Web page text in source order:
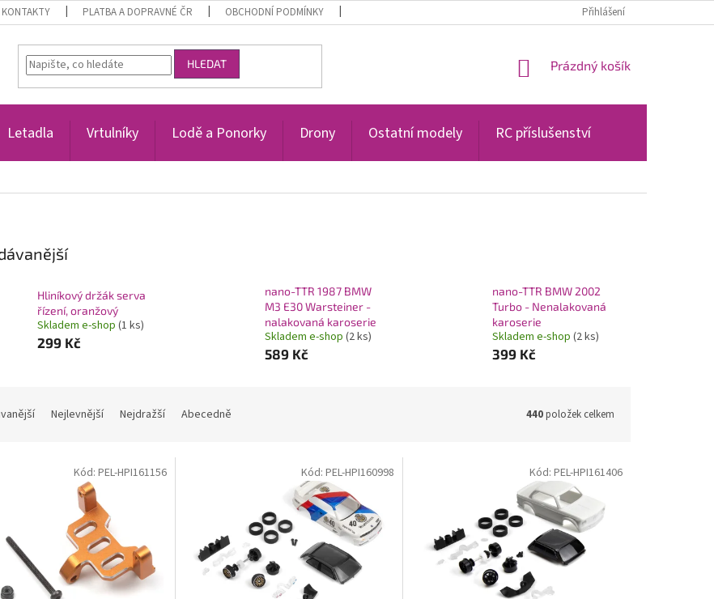
KONTAKTY PLATBA A DOPRAVNÉ ČR OBCHODNÍ PODMÍNKY Přihlášení
HLEDAT
NÁKUPNÍ
Prázdný košík
Letadla Vrtulníky Lodě a Ponorky Drony Ostatní modely RC příslušenství
Hliníkový držák serva
řízení, oranžový
Skladem e-shop (1 ks)
299 Kč
nano-TTR 1987 BMW
M3 E30 Warsteiner -
nalakovaná karoserie
Skladem e-shop (2 ks)
589 Kč
nano-TTR BMW 2002
Turbo - Nenalakovaná
karoserie
Skladem e-shop (2 ks)
399 Kč
Nejlevnější Nejdražší Abecedně 440položek celkem
Kód: PEL-HPI161156 Kód: PEL-HPI160998 Kód: PEL-HPI161406